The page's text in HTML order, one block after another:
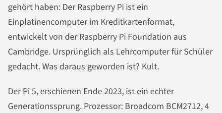
gehört haben: Der Raspberry Pi ist ein
Einplatinencomputer im Kreditkartenformat,
entwickelt von der Raspberry Pi Foundation aus
Cambridge. Ursprünglich als Lehrcomputer für Schüler
gedacht. Was daraus geworden ist? Kult.
Der Pi 5, erschienen Ende 2023, ist ein echter
Generationssprung. Prozessor: Broadcom BCM2712, 4